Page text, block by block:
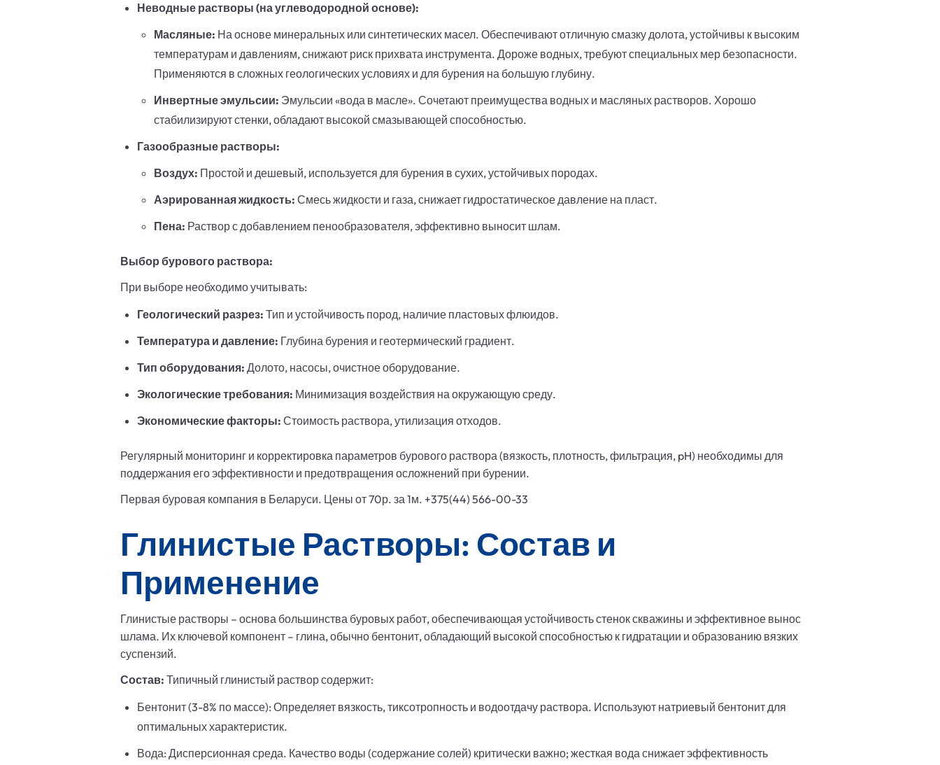
Неводные растворы (на углеводородной основе):
Масляные: На основе минеральных или синтетических масел. Обеспечивают отличную смазку долота, устойчивы к высоким
температурам и давлениям, снижают риск прихвата инструмента. Дороже водных, требуют специальных мер безопасности.
Применяются в сложных геологических условиях и для бурения на большую глубину.
Инвертные эмульсии: Эмульсии «вода в масле». Сочетают преимущества водных и масляных растворов. Хорошо
стабилизируют стенки, обладают высокой смазывающей способностью.
Газообразные растворы:
Воздух: Простой и дешевый, используется для бурения в сухих, устойчивых породах.
Аэрированная жидкость: Смесь жидкости и газа, снижает гидростатическое давление на пласт.
Пена: Раствор с добавлением пенообразователя, эффективно выносит шлам.
Выбор бурового раствора:
При выборе необходимо учитывать:
Геологический разрез: Тип и устойчивость пород, наличие пластовых флюидов.
Температура и давление: Глубина бурения и геотермический градиент.
Тип оборудования: Долото, насосы, очистное оборудование.
Экологические требования: Минимизация воздействия на окружающую среду.
Экономические факторы: Стоимость раствора, утилизация отходов.
Регулярный мониторинг и корректировка параметров бурового раствора (вязкость, плотность, фильтрация, pH) необходимы для
поддержания его эффективности и предотвращения осложнений при бурении.
Первая буровая компания в Беларуси. Цены от 70р. за 1м. +375(44) 566-00-33
Глинистые Растворы: Состав и
Применение
Глинистые растворы – основа большинства буровых работ, обеспечивающая устойчивость стенок скважины и эффективное вынос
шлама. Их ключевой компонент – глина, обычно бентонит, обладающий высокой способностью к гидратации и образованию вязких
суспензий.
Состав: Типичный глинистый раствор содержит:
Бентонит (3-8% по массе): Определяет вязкость, тиксотропность и водоотдачу раствора. Используют натриевый бентонит для
оптимальных характеристик.
Вода: Дисперсионная среда. Качество воды (содержание солей) критически важно; жесткая вода снижает эффективность